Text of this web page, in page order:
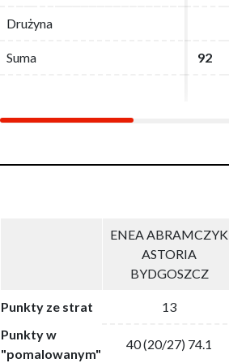
Drużyna
Suma 92
Drużyna
Suma 92
ENEA ABRAMCZYK
ASTORIA
BYDGOSZCZ
Punkty ze strat 13
Punkty w
"pomalowanym"
40 (20/27) 74.1